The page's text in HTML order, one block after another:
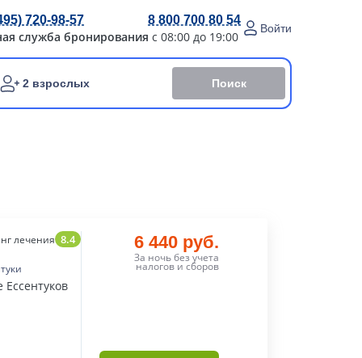
720-98-57 8 800 700 80 54
служба бронирования с 08:00 до 19:00
Войти
2 взрослых Поиск
лечения 8.4 6 440 руб.
За ночь без учета
налогов и сборов